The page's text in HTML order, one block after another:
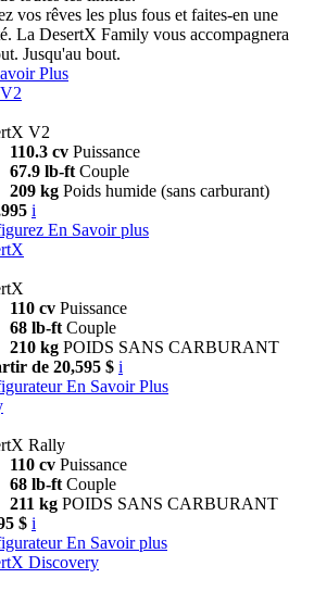
vos rêves les plus fous et faites-en une
La DesertX Family vous accompagnera
Jusqu'au bout.
Plus
V2
V2
110.3 cv Puissance
67.9 lb-ft Couple
209 kg Poids humide (sans carburant)
i
En Savoir plus
110 cv Puissance
68 lb-ft Couple
210 kg POIDS SANS CARBURANT
de 20,595 $ i
En Savoir Plus
Rally
110 cv Puissance
68 lb-ft Couple
211 kg POIDS SANS CARBURANT
$ i
En Savoir plus
Discovery